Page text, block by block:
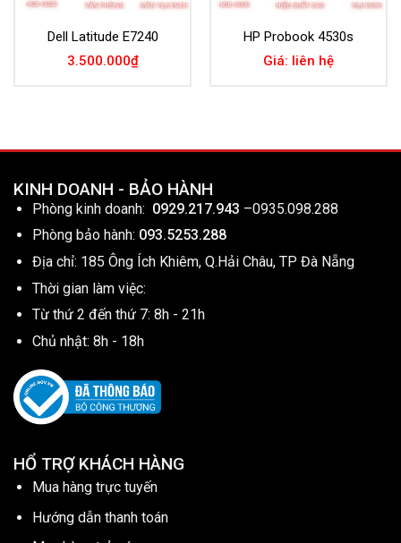
Dell Latitude E7240
3.500.000₫
HP Probook 4530s
Giá: liên hệ
KINH DOANH - BẢO HÀNH
Phòng kinh doanh: 0929.217.943 –0935.098.288
Phòng bảo hành: 093.5253.288
Địa chỉ: 185 Ông Ích Khiêm, Q.Hải Châu, TP Đà Nẵng
Thời gian làm việc:
Từ thứ 2 đến thứ 7: 8h - 21h
Chủ nhật: 8h - 18h
HỔ TRỢ KHÁCH HÀNG
Mua hàng trực tuyến
Hướng dẫn thanh toán